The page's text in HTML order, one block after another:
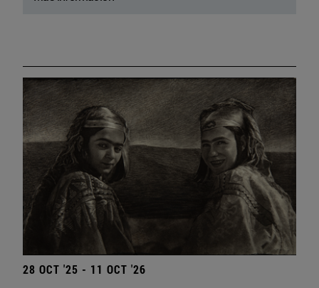
28 OCT '25 - 11 OCT '26